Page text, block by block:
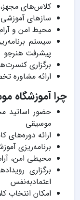
کلاس‌های
سازهای
محیط امن و
سیستم
پیشرفت هنرجو
برگزاری
ارائه مشاوره
چرا آموزشگاه
حضور
موسیقی
ارائه دوره‌های
برنامه‌ریزی
محیطی امن،
برگزاری
اعتمادبه‌نفس
امکان انتخاب